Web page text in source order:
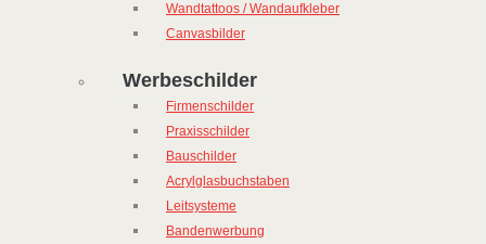
Wandtattoos / Wandaufkleber
Canvasbilder
Werbeschilder
Firmenschilder
Praxisschilder
Bauschilder
Acrylglasbuchstaben
Leitsysteme
Bandenwerbung